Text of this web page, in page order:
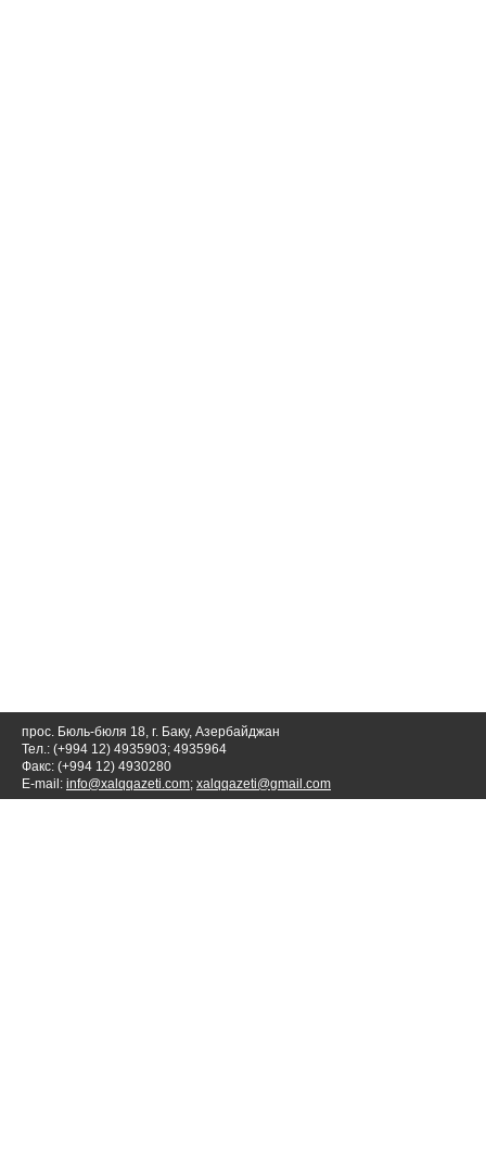
прос. Бюль-бюля 18, г. Баку, Азербайджан
Тел.: (+994 12) 4935903; 4935964
Факс: (+994 12) 4930280
E-mail: info@xalqqazeti.com; xalqqazeti@gmail.com